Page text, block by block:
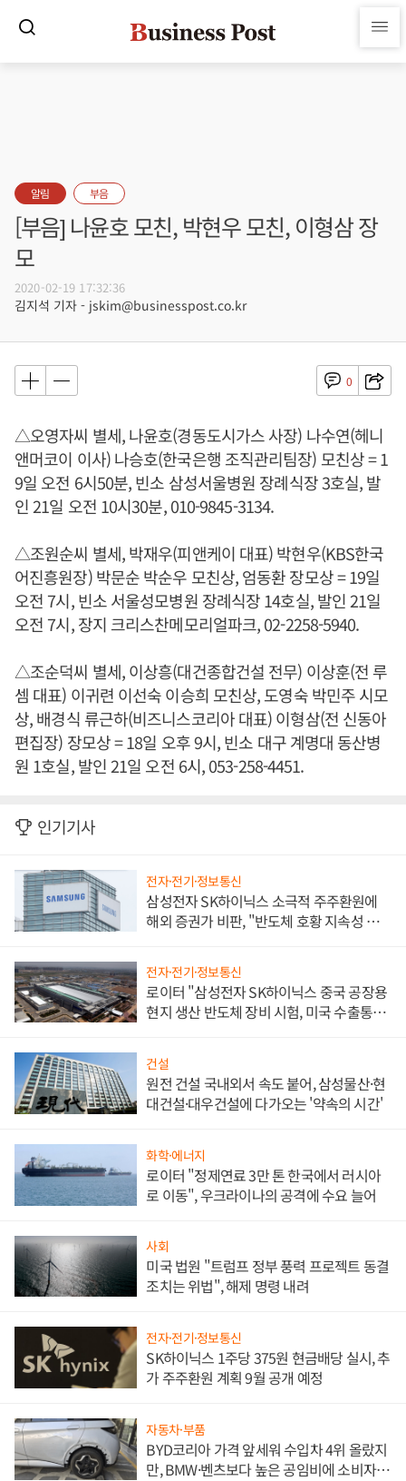
알림 부음
[부음] 나윤호 모친, 박현우 모친, 이형삼 장
모
2020-02-19 17:32:36
김지석 기자 - jskim@businesspost.co.kr
0
△오영자씨 별세, 나윤호(경동도시가스 사장) 나수연(헤니
앤머코이 이사) 나승호(한국은행 조직관리팀장) 모친상 = 1
9일 오전 6시50분, 빈소 삼성서울병원 장례식장 3호실, 발
인 21일 오전 10시30분, 010-9845-3134.
△조원순씨 별세, 박재우(피앤케이 대표) 박현우(KBS한국
어진흥원장) 박문순 박순우 모친상, 엄동환 장모상 = 19일
오전 7시, 빈소 서울성모병원 장례식장 14호실, 발인 21일
오전 7시, 장지 크리스찬메모리얼파크, 02-2258-5940.
△조순덕씨 별세, 이상흥(대건종합건설 전무) 이상훈(전 루
셈 대표) 이귀련 이선숙 이승희 모친상, 도영숙 박민주 시모
상, 배경식 류근하(비즈니스코리아 대표) 이형삼(전 신동아
편집장) 장모상 = 18일 오후 9시, 빈소 대구 계명대 동산병
원 1호실, 발인 21일 오전 6시, 053-258-4451.
인기기사
전자·전기·정보통신
삼성전자 SK하이닉스 소극적 주주환원에
해외 증권가 비판, "반도체 호황 지속성 의
전자·전기·정보통신
로이터 "삼성전자 SK하이닉스 중국 공장용
현지 생산 반도체 장비 시험, 미국 수출통제
건설
원전 건설 국내외서 속도 붙어, 삼성물산·현
대건설·대우건설에 다가오는 '약속의 시간'
화학·에너지
로이터 "정제연료 3만 톤 한국에서 러시아
로 이동", 우크라이나의 공격에 수요 늘어
사회
미국 법원 "트럼프 정부 풍력 프로젝트 동결
조치는 위법", 해제 명령 내려
전자·전기·정보통신
SK하이닉스 1주당 375원 현금배당 실시, 추
가 주주환원 계획 9월 공개 예정
자동차·부품
BYD코리아 가격 앞세워 수입차 4위 올랐지
만, BMW·벤츠보다 높은 공임비에 소비자